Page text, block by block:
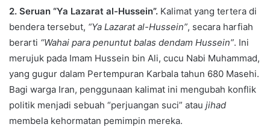
2. Seruan “Ya Lazarat al-Hussein”. Kalimat yang tertera di
bendera tersebut, “Ya Lazarat al-Hussein”, secara harfiah
berarti “Wahai para penuntut balas dendam Hussein”. Ini
merujuk pada Imam Hussein bin Ali, cucu Nabi Muhammad,
yang gugur dalam Pertempuran Karbala tahun 680 Masehi.
Bagi warga Iran, penggunaan kalimat ini mengubah konflik
politik menjadi sebuah “perjuangan suci” atau jihad
membela kehormatan pemimpin mereka.